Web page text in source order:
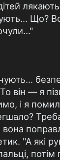
Що?
він — я
і я
вона
"А які
потім